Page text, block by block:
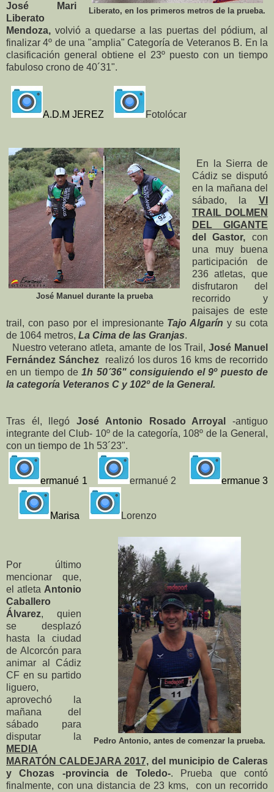
Liberato, en los primeros metros de la prueba.
José Mari
Liberato
Mendoza, volvió a quedarse a las puertas del pódium, al
finalizar 4º de una "amplia" Categoría de Veteranos B. En la
clasificación general obtiene el 23º puesto con un tiempo
fabuloso crono de 40´31".
A.D.M JEREZ Fotolócar
José Manuel durante la prueba
En la Sierra de
Cádiz se disputó
en la mañana del
sábado, la VI
TRAIL DOLMEN
DEL GIGANTE
del Gastor, con
una muy buena
participación de
236 atletas, que
disfrutaron del
recorrido y
paisajes de este
trail, con paso por el impresionante Tajo Algarín y su cota
de 1064 metros, La Cima de las Granjas.
Nuestro veterano atleta, amante de los Trail,José Manuel
Fernández Sánchez realizó los duros 16 kms de recorrido
en un tiempo de1h 50´36" consiguiendo el 9º puesto de
la categoría Veteranos C y 102º de la General.
Tras él, llegóJosé Antonio Rosado Arroyal
-antiguo
integrante del Club- 10º de la categoría, 108º de la General,
con un tiempo de 1h 53´23".
ermanué 1 ermanué 2 ermanue 3
Marisa Lorenzo
Pedro Antonio, antes de comenzar la prueba.
Por último
mencionar que,
el atleta Antonio
Caballero
Álvarez, quien
se desplazó
hasta la ciudad
de Alcorcón para
animar al Cádiz
CF en su partido
liguero,
aprovechó la
mañana del
sábado para
disputar la
MEDIA
MARATÓN CALDEJARA 2017, del municipio de Caleras
y Chozas -provincia de Toledo-. Prueba que contó
finalmente, con una distancia de 23 kms, con un recorrido